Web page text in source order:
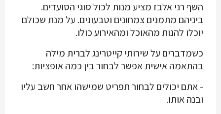
השף רני אלבז מציע מנות לכול סוגי הסועדים.
ביניהם מתמנים צמחונים וטבעונים. על מנת שכולם
יוכלו להנות מהאוכל ומהאירוע כולו.
כשמדברים על שירותי קייטרינג לברית מילה
בהתאמה אישית אפשר לבחור בין כמה אופציות:
- אתם יכולים לבחור תפריט שמישהו אחר חשב עליו
ובנה אותו.